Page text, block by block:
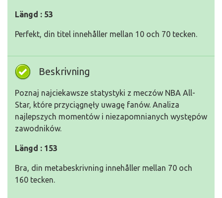
Längd : 53
Perfekt, din titel innehåller mellan 10 och 70 tecken.
Beskrivning
Poznaj najciekawsze statystyki z meczów NBA All-
Star, które przyciągnęły uwagę fanów. Analiza
najlepszych momentów i niezapomnianych występów
zawodników.
Längd : 153
Bra, din metabeskrivning innehåller mellan 70 och
160 tecken.